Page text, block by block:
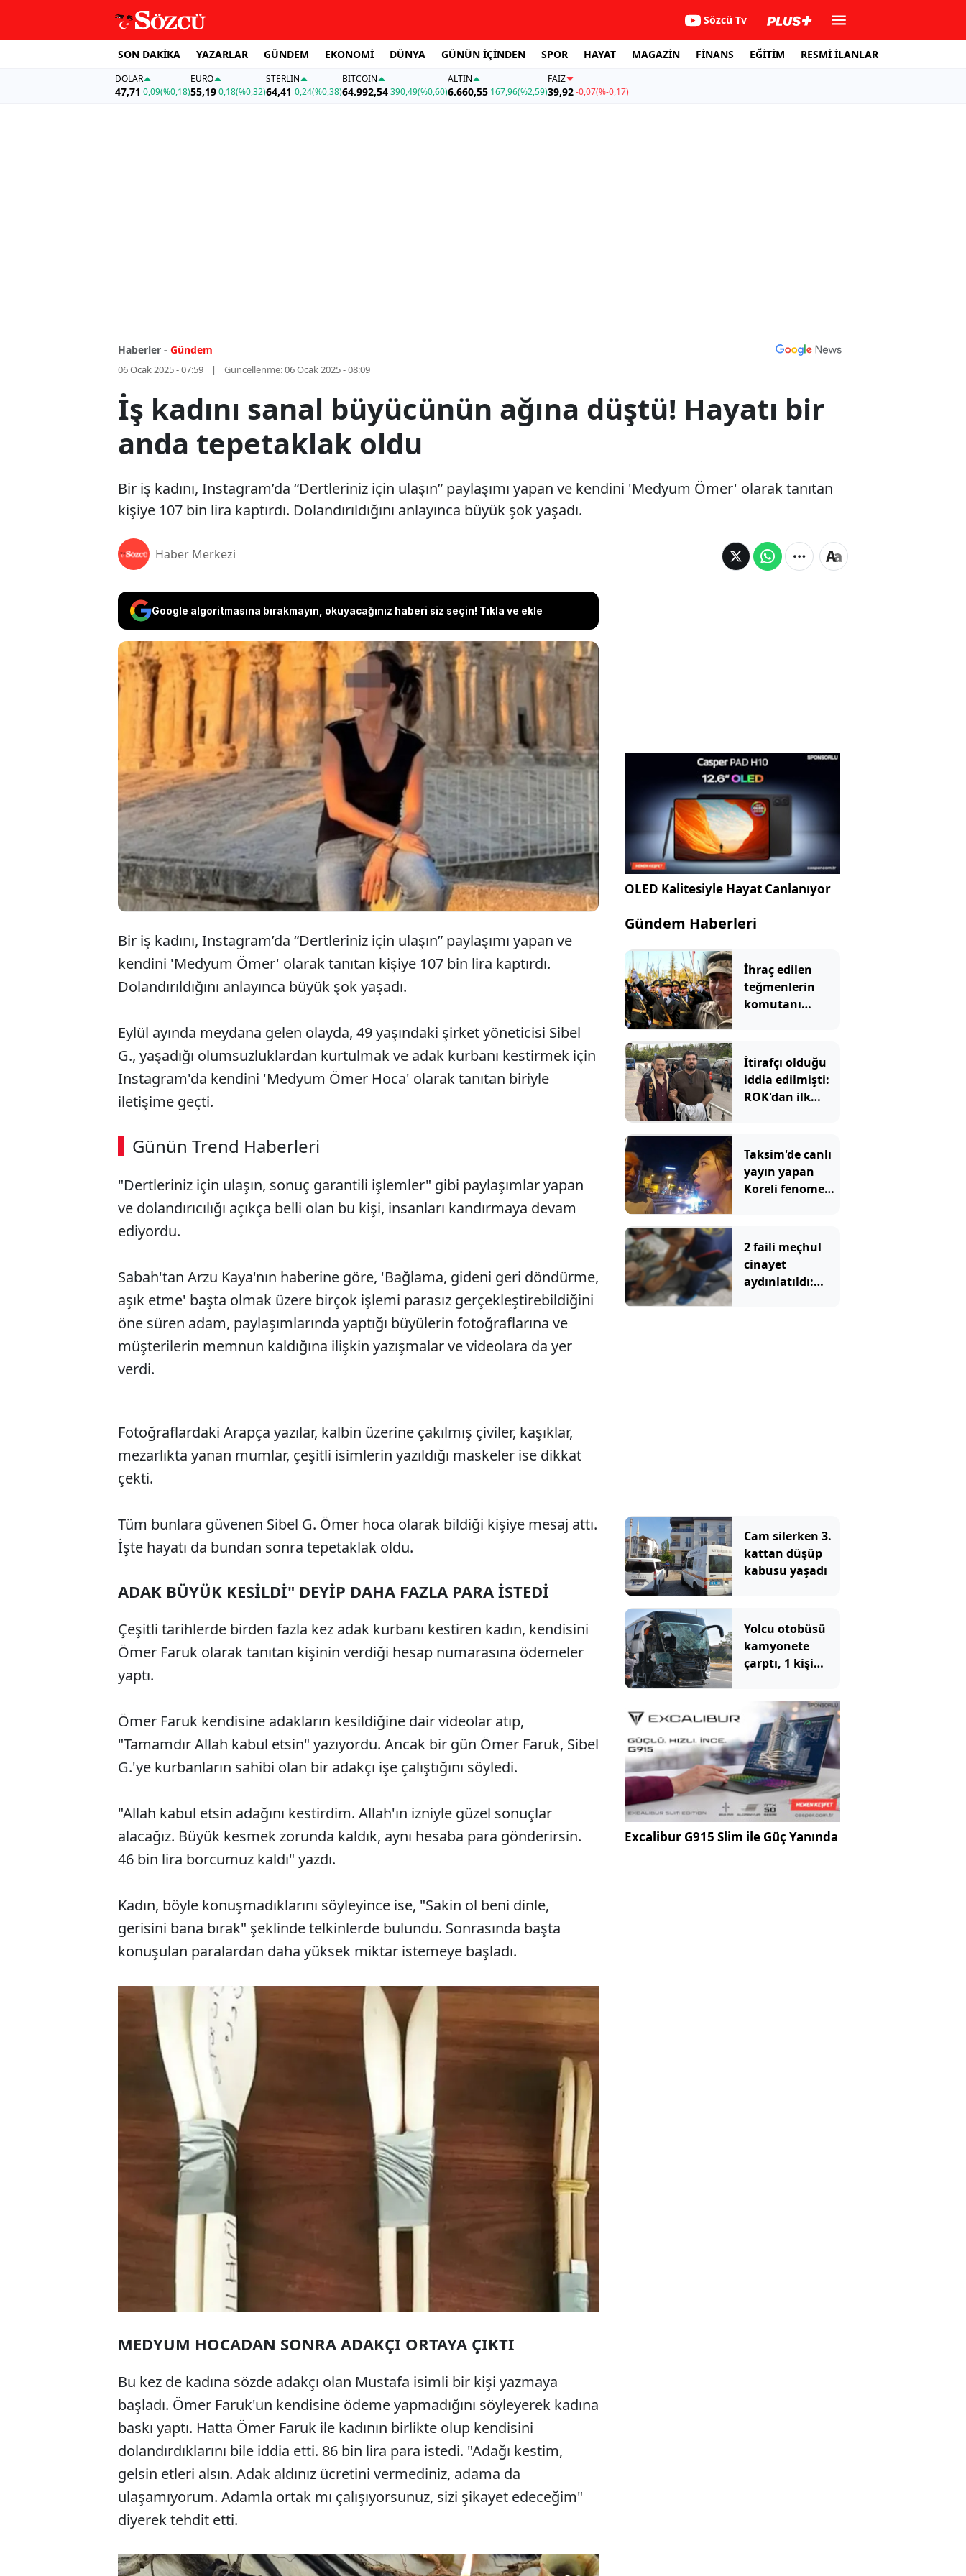
Sözcü Tv
SON DAKİKA YAZARLAR GÜNDEM EKONOMİ DÜNYA GÜNÜN İÇİNDEN SPOR HAYAT MAGAZİN FİNANS EĞİTİM RESMİ İLANLAR
DOLAR
47,71 0,09(%0,18)
EURO
55,19 0,18(%0,32)
STERLIN
64,41 0,24(%0,38)
BITCOIN
64.992,54390,49(%0,60)
ALTIN
6.660,55 167,96(%2,59)
FAİZ
39,92-0,07(%-0,17)
Haberler - Gündem
06 Ocak 2025 - 07:59 Güncellenme:06 Ocak 2025 - 08:09
İş kadını sanal büyücünün ağına düştü! ​Hayatı bir
anda tepetaklak oldu
Bir iş kadını, Instagram’da “Dertleriniz için ulaşın” paylaşımı yapan ve kendini 'Medyum Ömer' olarak tanıtan
kişiye 107 bin lira kaptırdı. Dolandırıldığını anlayınca büyük şok yaşadı.
Haber Merkezi
Google algoritmasına bırakmayın, okuyacağınız haberi siz seçin! Tıkla ve ekle
Bir iş kadını, Instagram’da “Dertleriniz için ulaşın” paylaşımı
yapan ve kendini 'Medyum Ömer' olarak tanıtan kişiye 107
bin lira kaptırdı. Dolandırıldığını anlayınca büyük şok
yaşadı.
Bir iş kadını, Instagram’da “Dertleriniz için ulaşın” paylaşımı yapan ve
kendini 'Medyum Ömer' olarak tanıtan kişiye 107 bin lira kaptırdı.
Dolandırıldığını anlayınca büyük şok yaşadı.
Eylül ayında meydana gelen olayda, 49 yaşındaki şirket yöneticisi Sibel
G., yaşadığı olumsuzluklardan kurtulmak ve adak kurbanı kestirmek için
Instagram'da kendini 'Medyum Ömer Hoca' olarak tanıtan biriyle
iletişime geçti.
Günün Trend Haberleri
"Dertleriniz için ulaşın, sonuç garantili işlemler" gibi paylaşımlar yapan
ve dolandırıcılığı açıkça belli olan bu kişi, insanları kandırmaya devam
ediyordu.
Sabah'tan Arzu Kaya'nın haberine göre, 'Bağlama, gideni geri döndürme,
aşık etme' başta olmak üzere birçok işlemi parasız gerçekleştirebildiğini
öne süren adam, paylaşımlarında yaptığı büyülerin fotoğraflarına ve
müşterilerin memnun kaldığına ilişkin yazışmalar ve videolara da yer
verdi.
Fotoğraflardaki Arapça yazılar, kalbin üzerine çakılmış çiviler, kaşıklar,
mezarlıkta yanan mumlar, çeşitli isimlerin yazıldığı maskeler ise dikkat
çekti.
Tüm bunlara güvenen Sibel G. Ömer hoca olarak bildiği kişiye mesaj attı.
İşte hayatı da bundan sonra tepetaklak oldu.
ADAK BÜYÜK KESİLDİ" DEYİP DAHA FAZLA PARA İSTEDİ
Çeşitli tarihlerde birden fazla kez adak kurbanı kestiren kadın, kendisini
Ömer Faruk olarak tanıtan kişinin verdiği hesap numarasına ödemeler
yaptı.
Ömer Faruk kendisine adakların kesildiğine dair videolar atıp,
"Tamamdır Allah kabul etsin" yazıyordu. Ancak bir gün Ömer Faruk, Sibel
G.'ye kurbanların sahibi olan bir adakçı işe çalıştığını söyledi.
"Allah kabul etsin adağını kestirdim. Allah'ın izniyle güzel sonuçlar
alacağız. Büyük kesmek zorunda kaldık, aynı hesaba para gönderirsin.
46 bin lira borcumuz kaldı" yazdı.
Kadın, böyle konuşmadıklarını söyleyince ise, "Sakin ol beni dinle,
gerisini bana bırak" şeklinde telkinlerde bulundu. Sonrasında başta
konuşulan paralardan daha yüksek miktar istemeye başladı.
MEDYUM HOCADAN SONRA ADAKÇI ORTAYA ÇIKTI
Bu kez de kadına sözde adakçı olan Mustafa isimli bir kişi yazmaya
başladı. Ömer Faruk'un kendisine ödeme yapmadığını söyleyerek kadına
baskı yaptı. Hatta Ömer Faruk ile kadının birlikte olup kendisini
dolandırdıklarını bile iddia etti. 86 bin lira para istedi. "Adağı kestim,
gelsin etleri alsın. Adak aldınız ücretini vermediniz, adama da
ulaşamıyorum. Adamla ortak mı çalışıyorsunuz, sizi şikayet edeceğim"
diyerek tehdit etti.
OLED Kalitesiyle Hayat Canlanıyor
Gündem Haberleri
İhraç edilen
teğmenlerin
komutanı
İtirafçı olduğu
iddia edilmişti:
ROK'dan ilk
Taksim'de canlı
yayın yapan
Koreli fenomene
2 faili meçhul
cinayet
aydınlatıldı:
Cam silerken 3.
kattan düşüp
kabusu yaşadı
Yolcu otobüsü
kamyonete
çarptı, 1 kişi
yaralandı
Excalibur G915 Slim ile Güç Yanında